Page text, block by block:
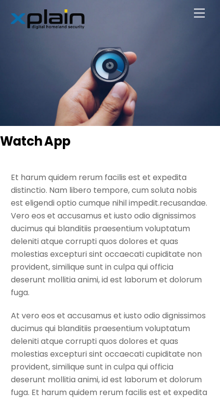
content
Watch App
Et harum quidem rerum facilis est et expedita
distinctio. Nam libero tempore, cum soluta nobis
est eligendi optio cumque nihil impedit.recusandae.
Vero eos et accusamus et iusto odio dignissimos
ducimus qui blanditiis praesentium voluptatum
deleniti atque corrupti quos dolores et quas
molestias excepturi sint occaecati cupiditate non
provident, similique sunt in culpa qui officia
deserunt mollitia animi, id est laborum et dolorum
fuga.
At vero eos et accusamus et iusto odio dignissimos
ducimus qui blanditiis praesentium voluptatum
deleniti atque corrupti quos dolores et quas
molestias excepturi sint occaecati cupiditate non
provident, similique sunt in culpa qui officia
deserunt mollitia animi, id est laborum et dolorum
fuga. Et harum quidem rerum facilis est et expedita